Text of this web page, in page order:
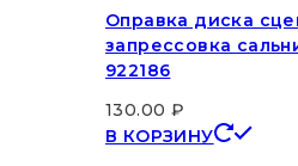
Оправка диска
запрессовка
922186
130.00 ₽
В КОРЗИНУ